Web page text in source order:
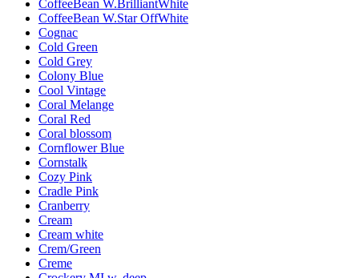
CoffeeBean W.BrilliantWhite
CoffeeBean W.Star OffWhite
Cognac
Cold Green
Cold Grey
Colony Blue
Cool Vintage
Coral Melange
Coral Red
Coral blossom
Cornflower Blue
Cornstalk
Cozy Pink
Cradle Pink
Cranberry
Cream
Cream white
Crem/Green
Creme